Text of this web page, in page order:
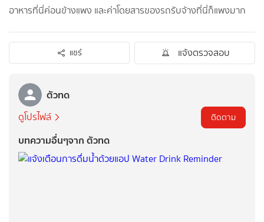
อาหารที่นี่ค่อนข้างแพง และค่าโดยสารของรถรับจ้างที่นี่ก็แพงมาก
แชร์ แจ้งตรวจสอบ
ตัวทด
ดูโปรไฟล์ ติดตาม
บทความอื่นๆจาก ตัวทด